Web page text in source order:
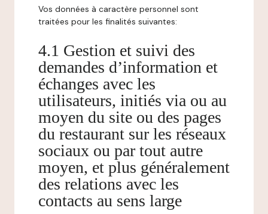
Vos données à caractère personnel sont
traitées pour les finalités suivantes:
4.1 Gestion et suivi des
demandes d’information et
échanges avec les
utilisateurs, initiés via ou au
moyen du site ou des pages
du restaurant sur les réseaux
sociaux ou par tout autre
moyen, et plus généralement
des relations avec les
contacts au sens large